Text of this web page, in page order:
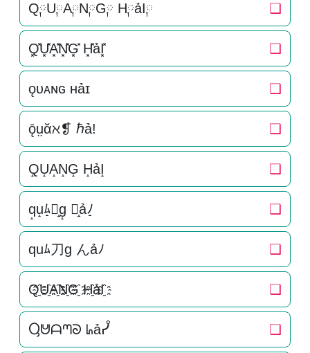
Q༙U༙A༙N༙G༙ H༙ảI༙ ❏
Q͓̽U͓̽A͓̽N͓̽G͓̽ H͓̽ảI͓̽ ❏
ǫᴜᴀɴɢ ʜảɪ ❏
ǭṳᾰℵ❡ ℏả! ❏
Q̝U̝A̝N̝G̝ H̝ảI̝ ❏
q̝u̝ﾑ̝刀̝g̝ ん̝ảﾉ̝ ❏
quﾑ刀g んảﾉ ❏
Q҈U҈A҈N҈G҈ H҈ảI҈ ❏
Ⴓᕰᗩᘉᘐ ᖺảᓮ ❏